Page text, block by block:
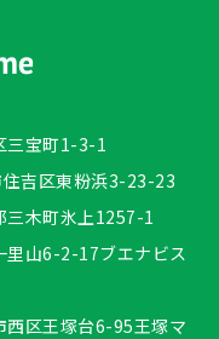
宝町1-3-1
吉区東粉浜3-23-23
木町氷上1257-1
山6-2-17ブエナビス
区王塚台6-95王塚マ